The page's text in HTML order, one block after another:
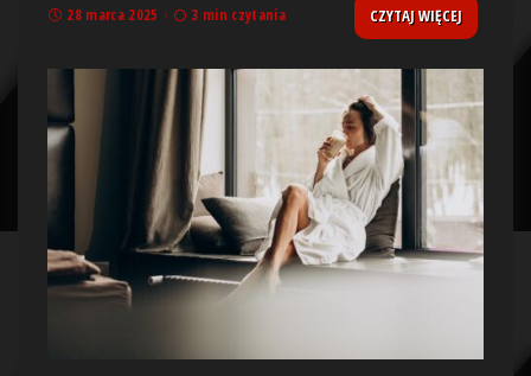
28 marca 2025 3 min czytania CZYTAJ WIĘCEJ